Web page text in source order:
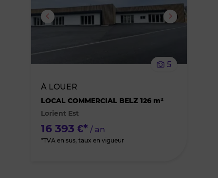
ou
5
À LOUER
LOCAL COMMERCIAL BELZ 126 m²
Lorient Est
16 393 €* / an
*TVA en sus, taux en vigueur